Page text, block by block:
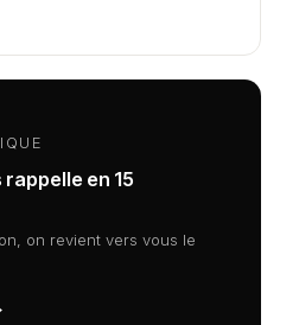
en 15
on revient vers vous le